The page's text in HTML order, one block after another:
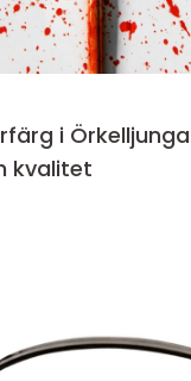
i
kvalitet